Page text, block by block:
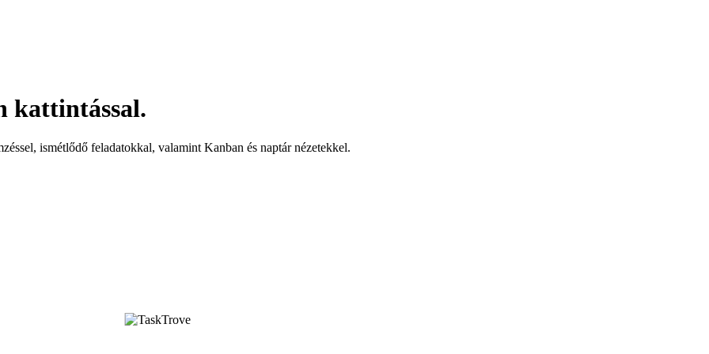
kattintással.
ismétlődő feladatokkal, valamint Kanban és naptár nézetekkel.